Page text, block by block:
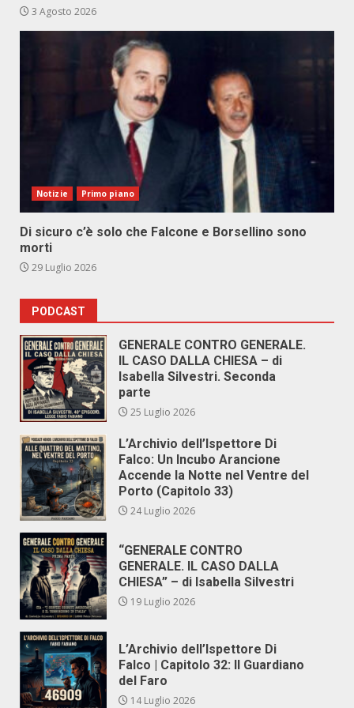
3 Agosto 2026
Notizie Primo piano
Di sicuro c’è solo che Falcone e Borsellino sono
morti
29 Luglio 2026
PODCAST
GENERALE CONTRO GENERALE.
IL CASO DALLA CHIESA – di
Isabella Silvestri. Seconda
parte
25 Luglio 2026
L’Archivio dell’Ispettore Di
Falco: Un Incubo Arancione
Accende la Notte nel Ventre del
Porto (Capitolo 33)
24 Luglio 2026
“GENERALE CONTRO
GENERALE. IL CASO DALLA
CHIESA” – di Isabella Silvestri
19 Luglio 2026
L’Archivio dell’Ispettore Di
Falco | Capitolo 32: Il Guardiano
del Faro
14 Luglio 2026